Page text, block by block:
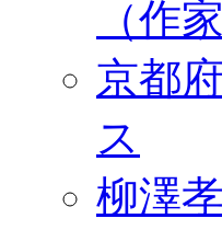
（作
京都
ス
柳澤